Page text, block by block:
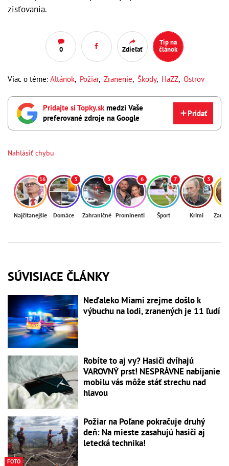
zisťovania.
0 Zdieľať
Tip na
článok
Viac o téme: Altánok, Požiar, Zranenie, Škody, HaZZ, Ostrov
Pridajte si Topky.skmedzi Vaše
preferované zdroje na Google
Pridať
Nahlásiť chybu
16
Najčítanejšie
3
Domáce
5
Zahraničné
6
Prominenti
7
Šport
3
Krimi
SÚVISIACE ČLÁNKY
Neďaleko Miami zrejme došlo k
výbuchu na lodi, zranených je 11 ľudí
Robíte to aj vy? Hasiči dvíhajú
VAROVNÝ prst! NESPRÁVNE nabíjanie
mobilu vás môže stáť strechu nad
hlavou
FOTO
Požiar na Poľane pokračuje druhý
deň: Na mieste zasahujú hasiči aj
letecká technika!